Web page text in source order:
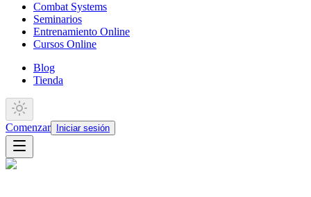
Combat Systems
Seminarios
Entrenamiento Online
Cursos Online
Blog
Tienda
Comenzar Iniciar sesión